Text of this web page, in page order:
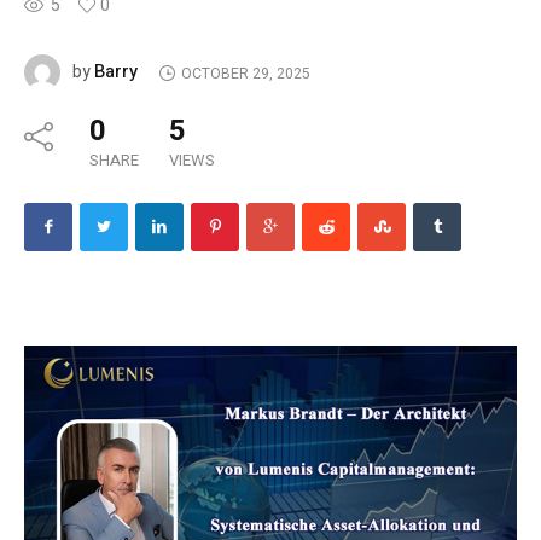
5 0
byBarry OCTOBER 29, 2025
0
SHARE
5
VIEWS